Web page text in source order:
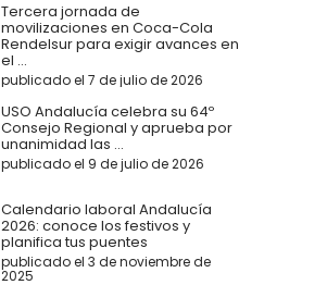
Tercera jornada de
movilizaciones en Coca-Cola
Rendelsur para exigir avances en
el ...
publicado el 7 de julio de 2026
USO Andalucía celebra su 64º
Consejo Regional y aprueba por
unanimidad las ...
publicado el 9 de julio de 2026
Calendario laboral Andalucía
2026: conoce los festivos y
planifica tus puentes
publicado el 3 de noviembre de
2025